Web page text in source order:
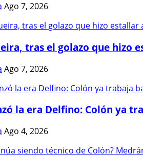
Ago 7, 2026
tras el golazo que hizo
Ago 7, 2026
la era Delfino: Colón ya
Ago 4, 2026